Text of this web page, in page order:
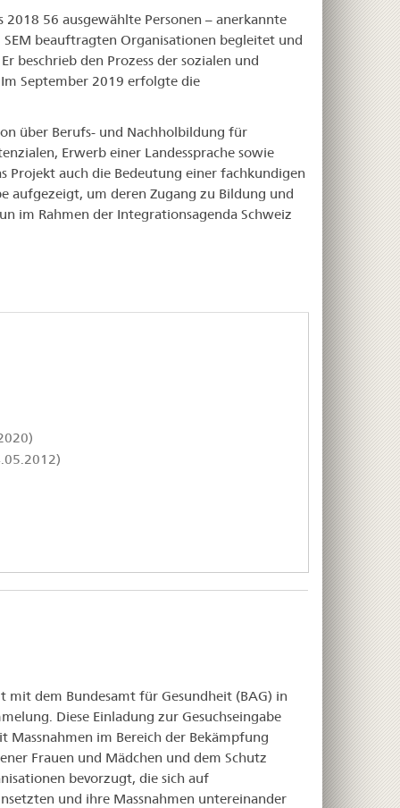
56 ausgewählte Personen – anerkannte
beauftragten Organisationen begleitet und
beschrieb den Prozess der sozialen und
September 2019 erfolgte die
über Berufs- und Nachholbildung für
Erwerb einer Landessprache sowie
Projekt auch die Bedeutung einer fachkundigen
aufgezeigt, um deren Zugang zu Bildung und
im Rahmen der Integrationsagenda Schweiz
dem Bundesamt für Gesundheit (BAG) in
Diese Einladung zur Gesuchseingabe
im Bereich der Bekämpfung
Frauen und Mädchen und dem Schutz
bevorzugt, die sich auf
und ihre Massnahmen untereinander